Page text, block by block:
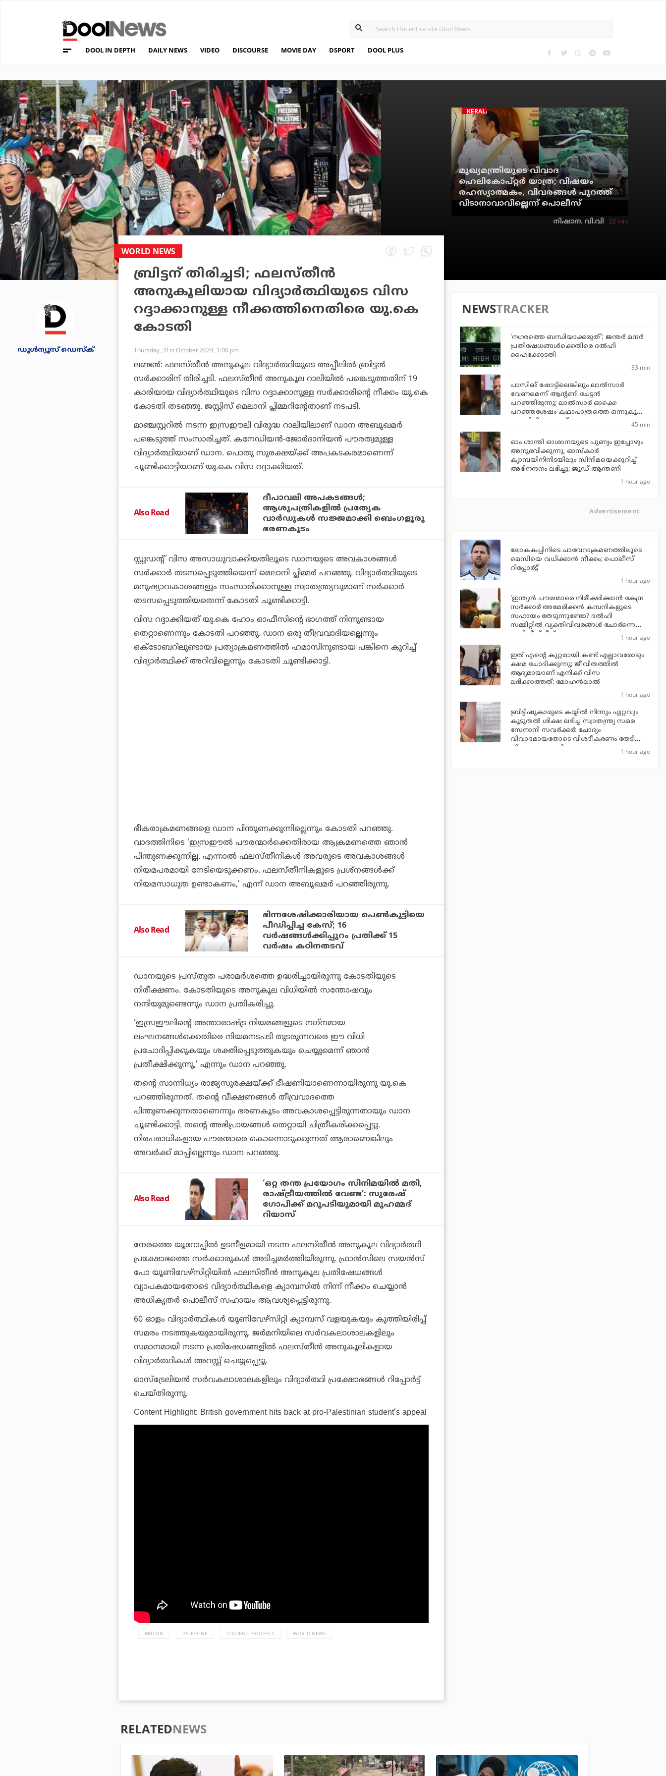
DOOL IN DEPTH DAILY NEWS VIDEO DISCOURSE MOVIE DAY DSPORT DOOL PLUS
KERALA
മുഖ്യമന്ത്രിയുടെ വിവാദ
ഹെലികോപ്റ്റര്‍ യാത്ര; വിഷയം
രഹസ്യാത്മകം, വിവരങ്ങള്‍ പുറത്ത്
വിടാനാവാവില്ലെന്ന് പൊലീസ്
നിഷാന. വി.വി 22 min
ഡൂള്‍ന്യൂസ് ഡെസ്‌ക്
WORLD NEWS
ബ്രിട്ടന് തിരിച്ചടി; ഫലസ്തീന്‍
അനുകൂലിയായ വിദ്യാര്‍ത്ഥിയുടെ വിസ
റദ്ദാക്കാനുള്ള നീക്കത്തിനെതിരെ യു.കെ
കോടതി
Thursday, 31st October 2024, 1:00 pm
ലണ്ടന്‍: ഫലസ്തീന്‍ അനുകൂല വിദ്യാര്‍ത്ഥിയുടെ അപ്പീലില്‍ ബ്രിട്ടന്‍
സര്‍ക്കാരിന് തിരിച്ചടി. ഫലസ്തീന്‍ അനുകൂല റാലിയില്‍ പങ്കെടുത്തതിന് 19
കാരിയായ വിദ്യാര്‍ത്ഥിയുടെ വിസ റദ്ദാക്കാനുള്ള സര്‍ക്കാരിന്റെ നീക്കം യു.കെ
കോടതി തടഞ്ഞു. ജസ്റ്റിസ് മെലാനി പ്ലിമ്മറിന്റേതാണ് നടപടി.
മാഞ്ചസ്റ്ററില്‍ നടന്ന ഇസ്രഈലി വിരുദ്ധ റാലിയിലാണ് ഡാന അബൂഖമര്‍
പങ്കെടുത്ത് സംസാരിച്ചത്. കനേഡിയന്‍-ജോര്‍ദാനിയന്‍ പൗരത്വമുള്ള
വിദ്യാര്‍ത്ഥിയാണ് ഡാന. പൊതു സുരക്ഷയ്ക്ക് അപകടകരമാണെന്ന്
ചൂണ്ടിക്കാട്ടിയാണ് യു.കെ വിസ റദ്ദാക്കിയത്.
Also Read
ദീപാവലി അപകടങ്ങള്‍;
ആശുപത്രികളില്‍ പ്രത്യേക
വാര്‍ഡുകള്‍ സജ്ജമാക്കി ബെംഗളൂരു
ഭരണകൂടം
സ്റ്റുഡന്റ് വിസ അസാധുവാക്കിയതിലൂടെ ഡാനയുടെ അവകാശങ്ങള്‍
സര്‍ക്കാര്‍ തടസപ്പെടുത്തിയെന്ന് മെലാനി പ്ലിമ്മര്‍ പറഞ്ഞു. വിദ്യാര്‍ത്ഥിയുടെ
മനുഷ്യാവകാശങ്ങളും സംസാരിക്കാനുള്ള സ്വാതന്ത്ര്യവുമാണ് സര്‍ക്കാര്‍
തടസപ്പെടുത്തിയതെന്ന് കോടതി ചൂണ്ടിക്കാട്ടി.
വിസ റദ്ദാക്കിയത് യു.കെ ഹോം ഓഫീസിന്റെ ഭാഗത്ത് നിന്നുണ്ടായ
തെറ്റാണെന്നും കോടതി പറഞ്ഞു. ഡാന ഒരു തീവ്രവാദിയല്ലെന്നും
ഒക്ടോബറിലുണ്ടായ പ്രത്യാക്രമണത്തില്‍ ഹമാസിനുണ്ടായ പങ്കിനെ കുറിച്ച്
വിദ്യാര്‍ത്ഥിക്ക് അറിവില്ലെന്നും കോടതി ചൂണ്ടിക്കാട്ടി.
ഭീകരാക്രമണങ്ങളെ ഡാന പിന്തുണക്കുന്നില്ലെന്നും കോടതി പറഞ്ഞു.
വാദത്തിനിടെ ‘ഇസ്രഈല്‍ പൗരന്മാര്‍ക്കെതിരായ ആക്രമണത്തെ ഞാന്‍
പിന്തുണക്കുന്നില്ല. എന്നാല്‍ ഫലസ്തീനികള്‍ അവരുടെ അവകാശങ്ങള്‍
നിയമപരമായി നേടിയെടുക്കണം. ഫലസ്തീനികളുടെ പ്രശ്‌നങ്ങള്‍ക്ക്
നിയമസാധുത ഉണ്ടാകണം,’ എന്ന് ഡാന അബൂഖമര്‍ പറഞ്ഞിരുന്നു.
Also Read
ഭിന്നശേഷിക്കാരിയായ പെണ്‍കുട്ടിയെ
പീഡിപ്പിച്ച കേസ്; 16
വര്‍ഷങ്ങള്‍ക്കിപ്പുറം പ്രതിക്ക് 15
വര്‍ഷം കഠിനതടവ്
ഡാനയുടെ പ്രസ്തുത പരാമര്‍ശത്തെ ഉദ്ധരിച്ചായിരുന്നു കോടതിയുടെ
നിരീക്ഷണം. കോടതിയുടെ അനുകൂല വിധിയില്‍ സന്തോഷവും
നന്ദിയുമുണ്ടെന്നും ഡാന പ്രതികരിച്ചു.
‘ഇസ്രഈലിന്റെ അന്താരാഷ്ട്ര നിയമങ്ങളുടെ നഗ്‌നമായ
ലംഘനങ്ങള്‍ക്കെതിരെ നിയമനടപടി തുടരുന്നവരെ ഈ വിധി
പ്രചോദിപ്പിക്കുകയും ശക്തിപ്പെടുത്തുകയും ചെയ്യുമെന്ന് ഞാന്‍
പ്രതീക്ഷിക്കുന്നു,’ എന്നും ഡാന പറഞ്ഞു.
തന്റെ സാന്നിധ്യം രാജ്യസുരക്ഷയ്ക്ക് ഭീഷണിയാണെന്നായിരുന്നു യു.കെ
പറഞ്ഞിരുന്നത്. തന്റെ വീക്ഷണങ്ങള്‍ തീവ്രവാദത്തെ
പിന്തുണക്കുന്നതാണെന്നും ഭരണകൂടം അവകാശപ്പെട്ടിരുന്നതായും ഡാന
ചൂണ്ടിക്കാട്ടി. തന്റെ അഭിപ്രായങ്ങള്‍ തെറ്റായി ചിത്രീകരിക്കപ്പെട്ടു.
നിരപരാധികളായ പൗരന്മാരെ കൊന്നൊടുക്കുന്നത് ആരാണെങ്കിലും
അവര്‍ക്ക് മാപ്പില്ലെന്നും ഡാന പറഞ്ഞു.
Also Read
‘ഒറ്റ തന്ത പ്രയോഗം സിനിമയില്‍ മതി,
രാഷ്ട്രീയത്തില്‍ വേണ്ട’: സുരേഷ്
ഗോപിക്ക് മറുപടിയുമായി മുഹമ്മദ്
റിയാസ്
നേരത്തെ യൂറോപ്പില്‍ ഉടനീളമായി നടന്ന ഫലസ്തീന്‍ അനുകൂല വിദ്യാര്‍ത്ഥി
പ്രക്ഷോഭത്തെ സര്‍ക്കാരുകള്‍ അടിച്ചമര്‍ത്തിയിരുന്നു. ഫ്രാന്‍സിലെ സയന്‍സ്
പോ യൂണിവേഴ്‌സിറ്റിയില്‍ ഫലസ്തീന്‍ അനുകൂല പ്രതിഷേധങ്ങള്‍
വ്യാപകമായതോടെ വിദ്യാര്‍ത്ഥികളെ ക്യാമ്പസില്‍ നിന്ന് നീക്കം ചെയ്യാന്‍
അധികൃതര്‍ പൊലീസ് സഹായം ആവശ്യപ്പെട്ടിരുന്നു.
60 ഓളം വിദ്യാര്‍ത്ഥികള്‍ യൂണിവേഴ്‌സിറ്റി ക്യാമ്പസ് വളയുകയും കുത്തിയിരിപ്പ്
സമരം നടത്തുകയുമായിരുന്നു. ജര്‍മനിയിലെ സര്‍വകലാശാലകളിലും
സമാനമായി നടന്ന പ്രതിഷേധങ്ങളില്‍ ഫലസ്തീന്‍ അനുകൂലികളായ
വിദ്യാര്‍ത്ഥികള്‍ അറസ്റ്റ് ചെയ്യപ്പെട്ടു.
ഓസ്‌ട്രേലിയന്‍ സര്‍വകലാശാലകളിലും വിദ്യാര്‍ത്ഥി പ്രക്ഷോഭങ്ങള്‍ റിപ്പോര്‍ട്ട്
ചെയ്തിരുന്നു.
Content Highlight: British government hits back at pro-Palestinian student’s appeal
BRITAIN PALESTINE STUDENT PROTESTS WORLD NEWS
NEWSTRACKER
'നഗരത്തെ ബന്ധിയാക്കരുത്'; ജന്തര്‍ മന്ദര്‍
പ്രതിഷേധങ്ങള്‍ക്കെതിരെ ദല്‍ഹി
ഹൈക്കോടതി
33 min
പാസിങ് ഷോട്ടിലെങ്കിലും ലാല്‍സാര്‍
വേണമെന്ന് ആന്റണി ചേട്ടന്‍
പറഞ്ഞിരുന്നു; ലാല്‍സാര്‍ ഓക്കെ
പറഞ്ഞശേഷം കഥാപാത്രത്തെ ഒന്നുകൂടി
പൊലിപ്പിച്ചു: ജൂഡ്
45 min
ഓം ശാന്തി ഓശാനയുടെ പുണ്യം ഇപ്പോഴും
അനുഭവിക്കുന്നു, ഓസ്കാർ
ക്യാമ്പയിനിനിടയിലും സിനിമയെക്കുറിച്ച്
അഭിനന്ദനം ലഭിച്ചു: ജൂഡ് ആന്തണി
1 hour ago
Advertisement
ലോകകപ്പിനിടെ ചാവേറാക്രമണത്തിലൂടെ
മെസിയെ വധിക്കാന്‍ നീക്കം; പൊലീസ്
റിപ്പോര്‍ട്ട്
1 hour ago
'ഇന്ത്യന്‍ പൗരന്മാരെ നിരീക്ഷിക്കാന്‍ കേന്ദ്ര
സര്‍ക്കാര്‍ അമേരിക്കന്‍ കമ്പനികളുടെ
സഹായം തേടുന്നുണ്ടോ? ദല്‍ഹി
സമ്മിറ്റില്‍ വ്യക്തിവിവരങ്ങള്‍ ചോര്‍ന്നെന്ന്
അഭിജീത് ദീപ്‌കെ
1 hour ago
ഇത് എന്റെ കുറ്റമായി കണ്ട് എല്ലാവരോടും
ക്ഷമ ചോദിക്കുന്നു; ജീവിതത്തിൽ
ആദ്യമായാണ് എനിക്ക് വിസ
ലഭിക്കാത്തത്: മോഹൻലാൽ
1 hour ago
ബ്രിട്ടിഷുകാരുടെ കയ്യില്‍ നിന്നും ഏറ്റവും
കൂടുതല്‍ ശിക്ഷ ലഭിച്ച സ്വാതന്ത്ര്യ സമര
സേനാനി സവര്‍ക്കര്‍: ചോദ്യം
വിവാദമായതോടെ വിശദീകരണം തേടി
വിദ്യാഭ്യാസ മന്ത്രി
1 hour ago
RELATEDNEWS